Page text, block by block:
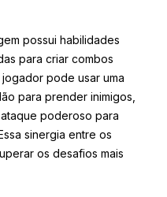
possui habilidades
para criar combos
pode usar uma
para prender inimigos,
poderoso para
sinergia entre os
os desafios mais